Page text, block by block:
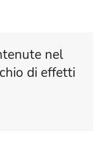
nel
di effetti